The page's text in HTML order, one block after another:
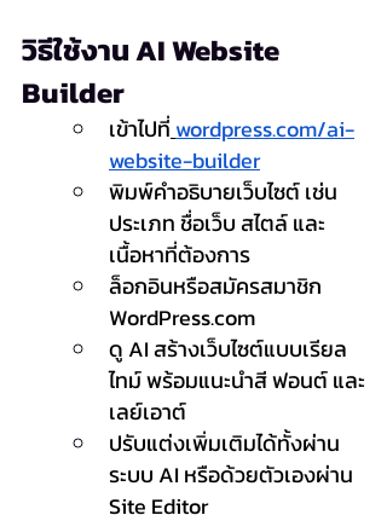
วิธีใช้งาน AI Website
Builder
เข้าไปที่ wordpress.com/ai-
website-builder
พิมพ์คำอธิบายเว็บไซต์ เช่น
ประเภท ชื่อเว็บ สไตล์ และ
เนื้อหาที่ต้องการ
ล็อกอินหรือสมัครสมาชิก
WordPress.com
ดู AI สร้างเว็บไซต์แบบเรียล
ไทม์ พร้อมแนะนำสี ฟอนต์ และ
เลย์เอาต์
ปรับแต่งเพิ่มเติมได้ทั้งผ่าน
ระบบ AI หรือด้วยตัวเองผ่าน
Site Editor